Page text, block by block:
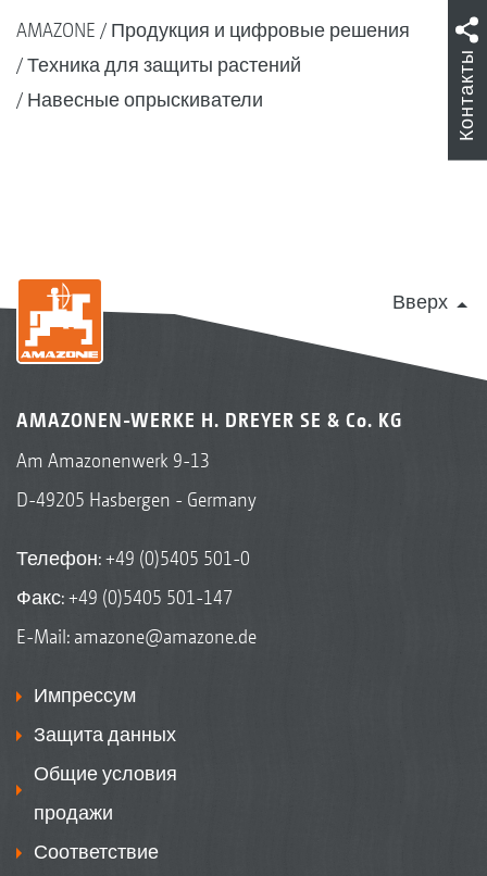
AMAZONE
Продукция и цифровые решения
Техника для защиты растений
Навесные опрыскиватели
Вверх
AMAZONEN-WERKE H. DREYER SE & Co. KG
Am Amazonenwerk 9-13
D-49205 Hasbergen - Germany
Телефон:+49 (0)5405 501-0
Факс: +49 (0)5405 501-147
E-Mail: amazone@amazone.de
Импрессум
Защита данных
Общие условия
продажи
Соответствие
Контакты